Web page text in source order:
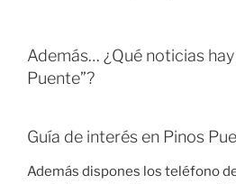
Además… ¿Qué noticias hay
Puente”?
Guía de interés en Pinos
Además dispones los teléfono